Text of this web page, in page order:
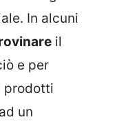
In alcuni
il
e per
prodotti
un